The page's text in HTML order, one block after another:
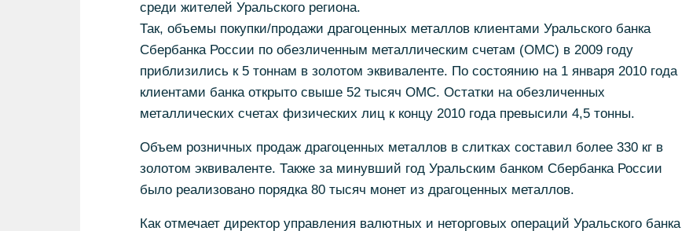
среди жителей Уральского региона.
Так, объемы покупки/продажи драгоценных металлов клиентами Уральского банка
Сбербанка России по обезличенным металлическим счетам (ОМС) в 2009 году
приблизились к 5 тоннам в золотом эквиваленте. По состоянию на 1 января 2010 года
клиентами банка открыто свыше 52 тысяч ОМС. Остатки на обезличенных
металлических счетах физических лиц к концу 2010 года превысили 4,5 тонны.
Объем розничных продаж драгоценных металлов в слитках составил более 330 кг в
золотом эквиваленте. Также за минувший год Уральским банком Сбербанка России
было реализовано порядка 80 тысяч монет из драгоценных металлов.
Как отмечает директор управления валютных и неторговых операций Уральского банка